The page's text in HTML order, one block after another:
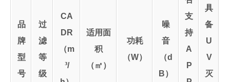
品
牌
型
号
过
滤
等
级
CA
DR
（m
³/
适用面
积
（㎡）
功耗
（W）
噪
音
（d
B）
支
持
A
P
具
备
U
V
灭